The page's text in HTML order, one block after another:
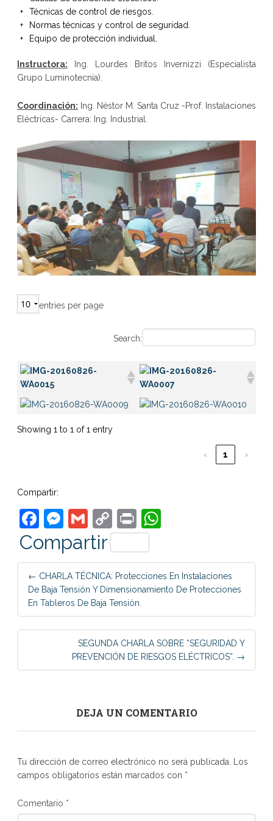
Técnicas de control de riesgos.
Normas técnicas y control de seguridad.
Equipo de protección individual.
Instructora: Ing. Lourdes Britos Invernizzi (Especialista
Grupo Luminotecnia).
Coordinación: Ing. Néstor M. Santa Cruz -Prof. Instalaciones
Eléctricas- Carrera: Ing. Industrial.
entries per page
Search:
Showing 1 to 1 of 1 entry
‹ 1 ›
Compartir:
Facebook
Messenger
Gmail
Copy
Link
PrintWhatsApp
Compartir
Post
navigation
← CHARLA TÉCNICA: Protecciones En Instalaciones
De Baja Tensión Y Dimensionamiento De Protecciones
En Tableros De Baja Tensión.
SEGUNDA CHARLA SOBRE “SEGURIDAD Y
PREVENCIÓN DE RIESGOS ELÉCTRICOS”. →
DEJA UN COMENTARIO
Tu dirección de correo electrónico no será publicada.
Los
campos obligatorios están marcados con *
Comentario *